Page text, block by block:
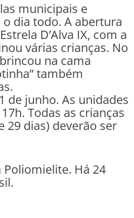
municipais e
dia todo. A abertura
D’Alva IX, com a
várias crianças. No
na cama
também
de junho. As unidades
Todas as crianças
29 dias) deverão ser
Poliomielite. Há 24